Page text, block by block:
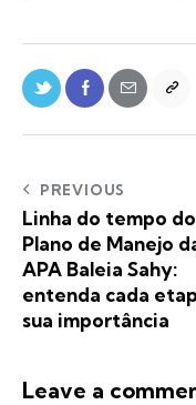
PREVIOUS
Linha do tempo do
Plano de Manejo
APA Baleia Sahy:
entenda cada
sua importância
Leave a